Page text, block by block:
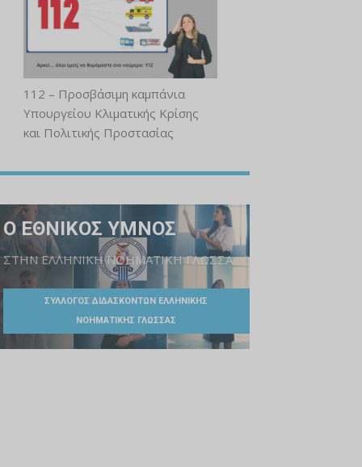
112 – Προσβάσιμη καμπάνια
Υπουργείου Κλιματικής Κρίσης
και Πολιτικής Προστασίας
Ο ΕΘΝΙΚΟΣ ΥΜΝΟΣ
ΣΤΗΝ ΕΛΛΗΝΙΚΗ ΝΟΗΜΑΤΙΚΗ ΓΛΩΣΣΑ
ΣΥΛΛΟΓΟΣ ΔΙΔΑΣΚΟΝΤΩΝ ΕΛΛΗΝΙΚΗΣ
ΝΟΗΜΑΤΙΚΗΣ ΓΛΩΣΣΑΣ